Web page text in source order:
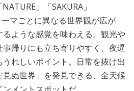
」「SAKURA」
ーマごとに異なる世界観が広が
ような感覚を味わえる。観光や
帰りにも立ち寄りやすく、夜遅
れしいポイント。日常を抜け出
ぬ世界」を発見できる、全天候